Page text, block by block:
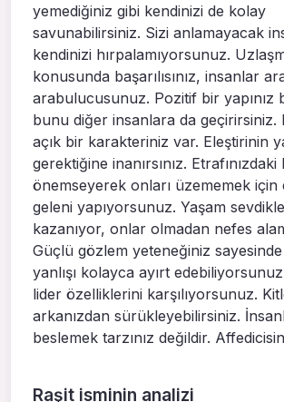
yemediğiniz gibi kendinizi de kolay
savunabilirsiniz. Sizi anlamayacak
kendinizi hırpalamıyorsunuz.
konusunda başarılısınız, insanlar
arabulucusunuz. Pozitif bir yapınız
bunu diğer insanlara da geçirirsiniz.
açık bir karakteriniz var. Eleştirinin
gerektiğine inanırsınız.
önemseyerek onları üzememek için
geleni yapıyorsunuz. Yaşam
kazanıyor, onlar olmadan nefes
Güçlü gözlem yeteneğiniz
yanlışı kolayca ayırt
lider özelliklerini karşılıyorsunuz.
arkanızdan sürükleyebilirsiniz.
beslemek tarzınız değildir.
Raşit isminin analizi